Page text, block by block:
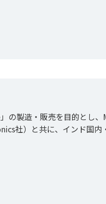
の製造・販売を目的とし
社）と共に、インド国内